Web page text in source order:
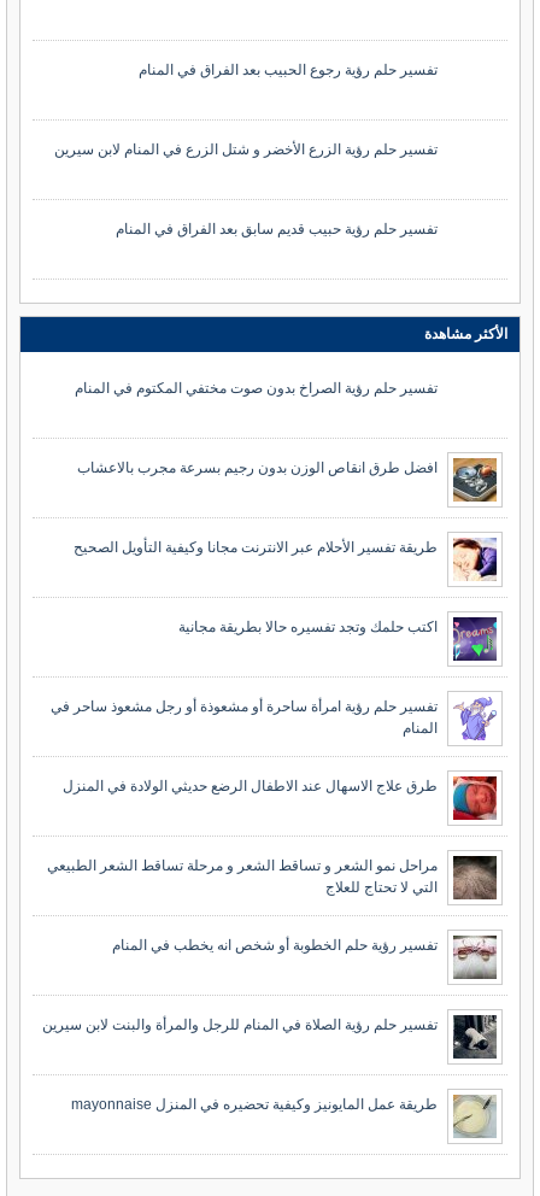
تفسير حلم رؤية رجوع الحبيب بعد الفراق في المنام
تفسير حلم رؤية الزرع الأخضر و شتل الزرع في المنام لابن سيرين
تفسير حلم رؤية حبيب قديم سابق بعد الفراق في المنام
الأكثر مشاهدة
تفسير حلم رؤية الصراخ بدون صوت مختفي المكتوم في المنام
افضل طرق انقاص الوزن بدون رجيم بسرعة مجرب بالاعشاب
طريقة تفسير الأحلام عبر الانترنت مجانا وكيفية التأويل الصحيح
اكتب حلمك وتجد تفسيره حالا بطريقة مجانية
تفسير حلم رؤية امرأة ساحرة أو مشعوذة أو رجل مشعوذ ساحر في
المنام
طرق علاج الاسهال عند الاطفال الرضع حديثي الولادة في المنزل
مراحل نمو الشعر و تساقط الشعر و مرحلة تساقط الشعر الطبيعي
التي لا تحتاج للعلاج
تفسير رؤية حلم الخطوبة أو شخص انه يخطب في المنام
تفسير حلم رؤية الصلاة في المنام للرجل والمرأة والبنت لابن سيرين
طريقة عمل المايونيز وكيفية تحضيره في المنزل mayonnaise